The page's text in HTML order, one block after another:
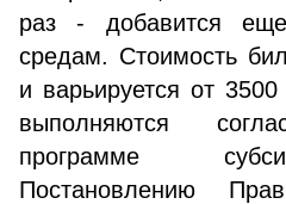
раз - добавится
средам. Стоимость
и варьируется от
выполняются
программе
Постановлению